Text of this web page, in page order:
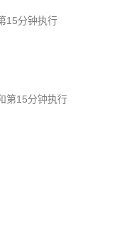
15分钟执行
第15分钟执行